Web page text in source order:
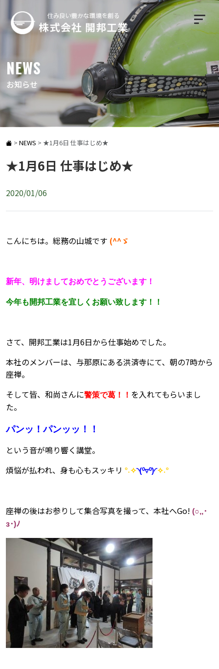
NEWS
お知らせ
> NEWS > ★1月6日 仕事はじめ★
★1月6日 仕事はじめ★
2020/01/06
こんにちは。総務の山城です (^^ゞ
新年、明けましておめでとうございます！
今年も開邦工業を宜しくお願い致します！！
さて、開邦工業は1月6日から仕事始めでした。
本社のメンバーは、与那原にある洪済寺にて、朝の7時から
座禅。
そして皆、和尚さんに警策で葛！！ を入れてもらいまし
た。
パンッ！パンッッ！！
という音が鳴り響く講堂。
煩悩が払われ、身も心もスッキリ °˖✧◝(⁰▿⁰)◜✧˖°
座禅の後はお参りして集合写真を撮って、本社へGo! (○,,･
з･)ﾉ